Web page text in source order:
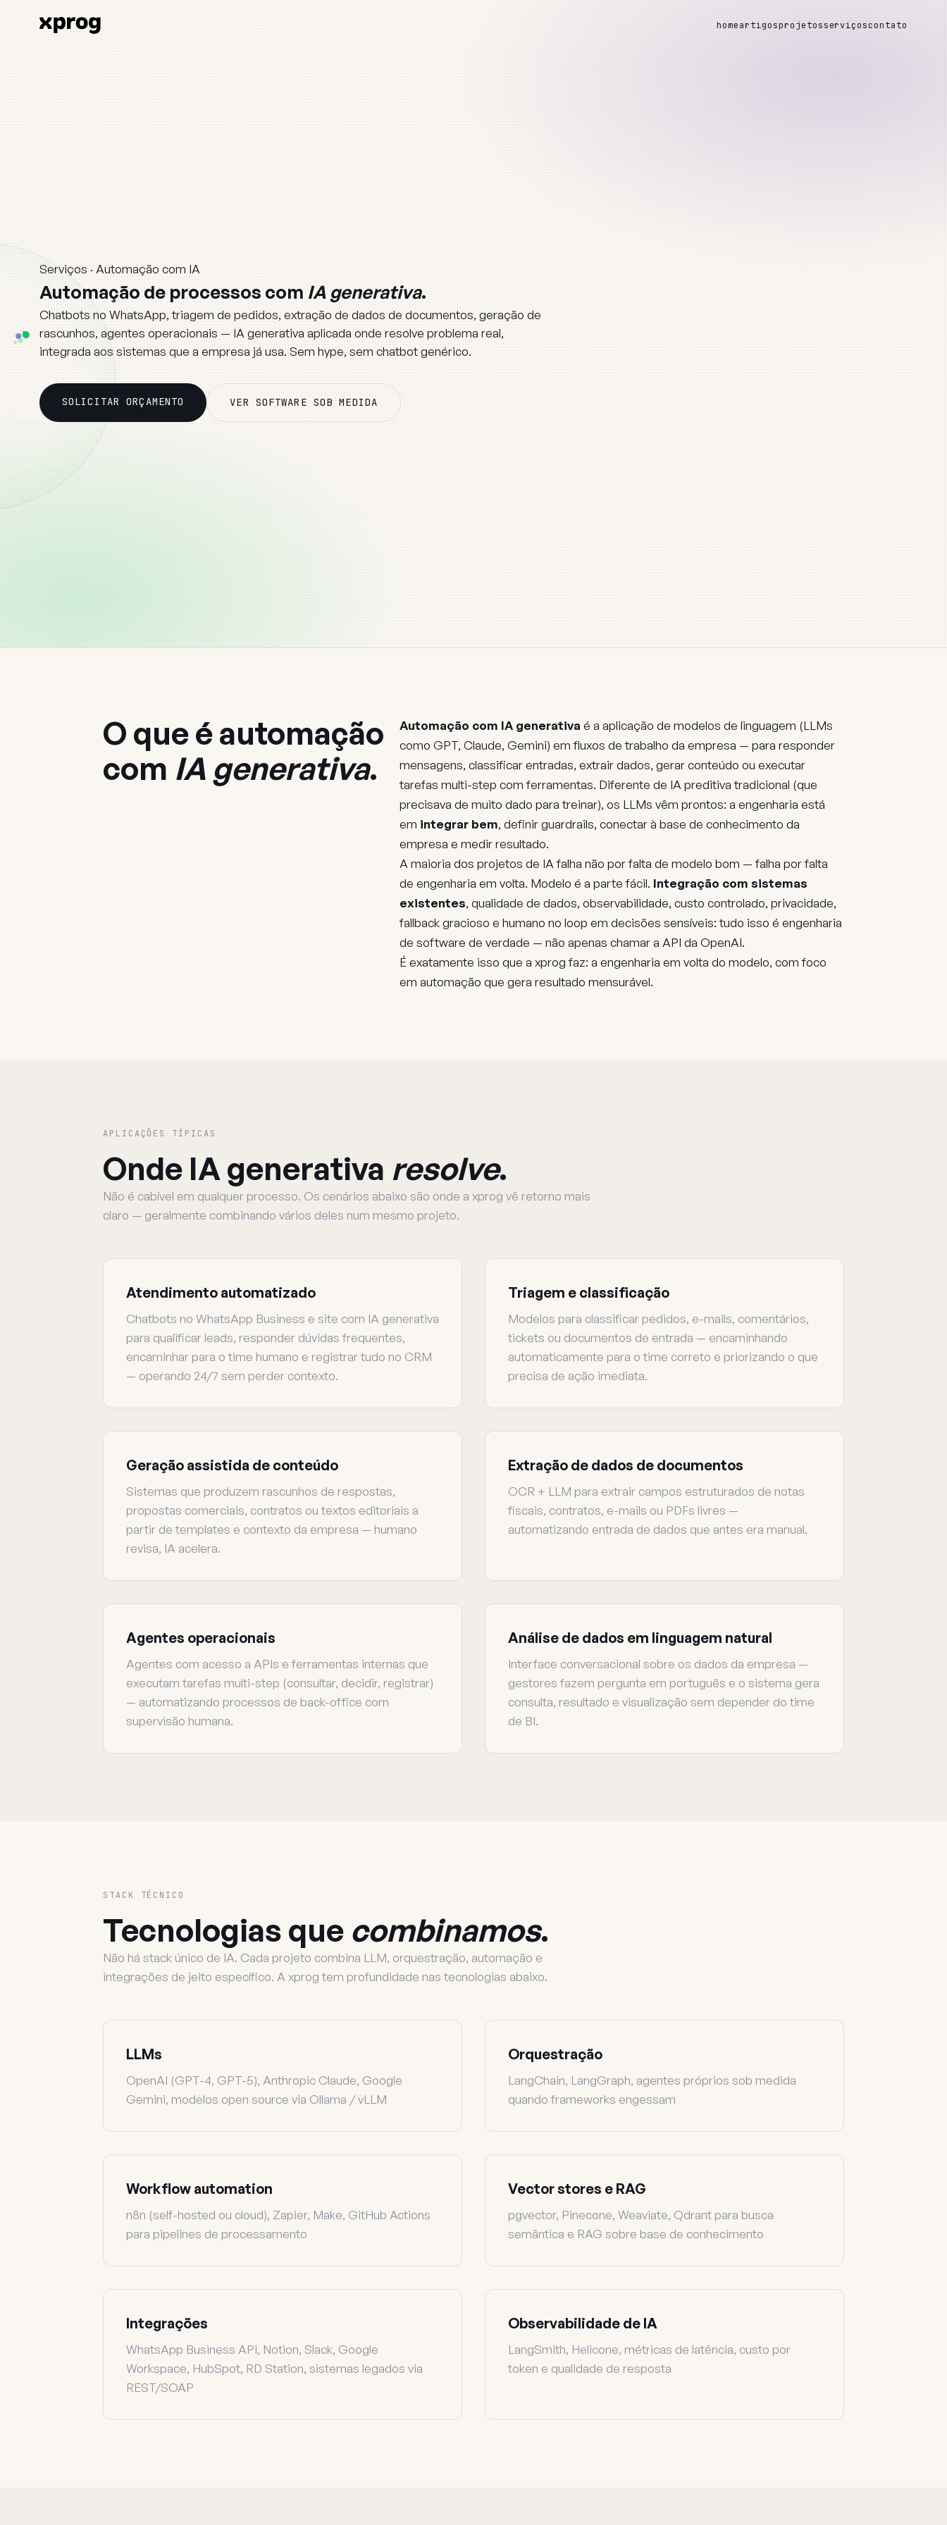
homeartigosprojetosserviçoscontato
Home
Serviços›
Automação com IA
Serviços · Automação com IA
Automação de processos com IA generativa.
Chatbots no WhatsApp, triagem de pedidos, extração de dados de documentos, geração de
rascunhos, agentes operacionais — IA generativa aplicada onde resolve problema real,
integrada aos sistemas que a empresa já usa. Sem hype, sem chatbot genérico.
SOLICITAR ORÇAMENTO VER SOFTWARE SOB MEDIDA
O que é automação
com IA generativa.
Automação com IA generativa é a aplicação de modelos de linguagem (LLMs
como GPT, Claude, Gemini) em fluxos de trabalho da empresa — para responder
mensagens, classificar entradas, extrair dados, gerar conteúdo ou executar
tarefas multi-step com ferramentas. Diferente de IA preditiva tradicional (que
precisava de muito dado para treinar), os LLMs vêm prontos: a engenharia está
em integrar bem, definir guardrails, conectar à base de conhecimento da
empresa e medir resultado.
A maioria dos projetos de IA falha não por falta de modelo bom — falha por falta
de engenharia em volta. Modelo é a parte fácil. Integração com sistemas
existentes, qualidade de dados, observabilidade, custo controlado, privacidade,
fallback gracioso e humano no loop em decisões sensíveis: tudo isso é engenharia
de software de verdade — não apenas chamar a API da OpenAI.
É exatamente isso que a xprog faz: a engenharia em volta do modelo, com foco
em automação que gera resultado mensurável.
APLICAÇÕES TÍPICAS
Onde IA generativa resolve.
Não é cabível em qualquer processo. Os cenários abaixo são onde a xprog vê retorno mais
claro — geralmente combinando vários deles num mesmo projeto.
Atendimento automatizado
Chatbots no WhatsApp Business e site com IA generativa
para qualificar leads, responder dúvidas frequentes,
encaminhar para o time humano e registrar tudo no CRM
— operando 24/7 sem perder contexto.
Triagem e classificação
Modelos para classificar pedidos, e-mails, comentários,
tickets ou documentos de entrada — encaminhando
automaticamente para o time correto e priorizando o que
precisa de ação imediata.
Geração assistida de conteúdo
Sistemas que produzem rascunhos de respostas,
propostas comerciais, contratos ou textos editoriais a
partir de templates e contexto da empresa — humano
revisa, IA acelera.
Extração de dados de documentos
OCR + LLM para extrair campos estruturados de notas
fiscais, contratos, e-mails ou PDFs livres —
automatizando entrada de dados que antes era manual.
Agentes operacionais
Agentes com acesso a APIs e ferramentas internas que
executam tarefas multi-step (consultar, decidir, registrar)
— automatizando processos de back-office com
supervisão humana.
Análise de dados em linguagem natural
Interface conversacional sobre os dados da empresa —
gestores fazem pergunta em português e o sistema gera
consulta, resultado e visualização sem depender do time
de BI.
STACK TÉCNICO
Tecnologias que combinamos.
Não há stack único de IA. Cada projeto combina LLM, orquestração, automação e
integrações de jeito específico. A xprog tem profundidade nas tecnologias abaixo.
LLMs
OpenAI (GPT-4, GPT-5), Anthropic Claude, Google
Gemini, modelos open source via Ollama / vLLM
Orquestração
LangChain, LangGraph, agentes próprios sob medida
quando frameworks engessam
Workflow automation
n8n (self-hosted ou cloud), Zapier, Make, GitHub Actions
para pipelines de processamento
Vector stores e RAG
pgvector, Pinecone, Weaviate, Qdrant para busca
semântica e RAG sobre base de conhecimento
Integrações
WhatsApp Business API, Notion, Slack, Google
Workspace, HubSpot, RD Station, sistemas legados via
REST/SOAP
Observabilidade de IA
LangSmith, Helicone, métricas de latência, custo por
token e qualidade de resposta